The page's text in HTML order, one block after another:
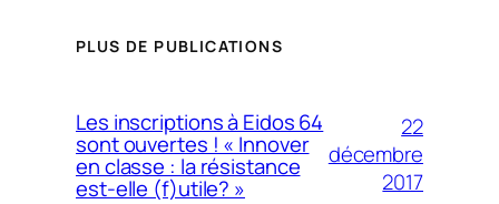
PLUS DE PUBLICATIONS
Les inscriptions à Eidos 64
sont ouvertes ! « Innover
en classe : la résistance
est-elle (f)utile? »
22
décembre
2017